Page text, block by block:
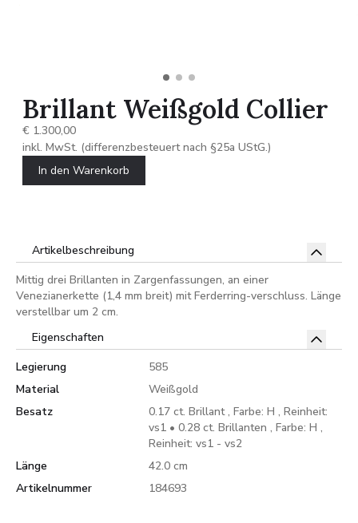
Brillant Weißgold Collier
€ 1.300,00
inkl. MwSt. (differenzbesteuert nach §25a UStG.)
In den Warenkorb
Artikelbeschreibung
Mittig drei Brillanten in Zargenfassungen, an einer
Venezianerkette (1,4 mm breit) mit Ferderring-verschluss. Länge
verstellbar um 2 cm.
Eigenschaften
Legierung
585
Material
Weißgold
Besatz
0.17 ct. Brillant , Farbe: H , Reinheit:
vs1 • 0.28 ct. Brillanten , Farbe: H ,
Reinheit: vs1 - vs2
Länge
42.0 cm
Artikelnummer
184693